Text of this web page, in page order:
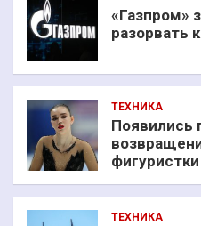
«Газпром»
разорвать
ТЕХНИКА
Появились
ТЕХНИКА